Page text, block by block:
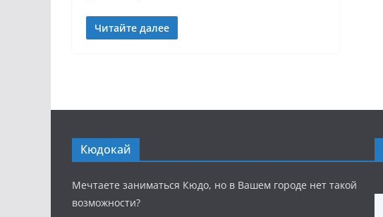
Читайте далее
Кюдокай
Мечтаете заниматься Кюдо, но в Вашем городе нет такой
возможности?